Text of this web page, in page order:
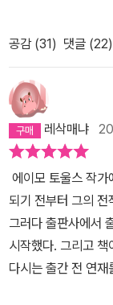
^ 이 책은 처음부터
의 반전이라 불리울
이가 등장하고,피튀
런 잔인한 장면 없이
이 내용과 조화를 이
다.'카사블랑카'가
의 회담 장면이야 자
고,식사 예절 따위
지는 본모습이 아닐
발소에서 자리 예약
거울을 쳐다보며 이
신의 모습을 들여다
살아가는 데에 아
면 그만 물러나야 할
흩어져 버린다. 신
다 나는 내가 이방인
제활동을 담당하는
대의 낡아빠진 잔재
세상이 열리길 반복
수하자는 쪽으로 마
하자는 생각과 함께.
는 사실을 자꾸만
서 살아갈 수밖에 없
당시 이상하게도
해도 정말 이상한 일
지를 굳힌<우아한
성들의 도움으로 승
그래도 1930년대
을 섬세하면서도 세
소설임에도 불구하
에 마음을 빼앗겼
장 수훈자이자 경마
산드르 일리치 로스
직후인 1922년, 그
음이라도 나가면 총
구시대의 유물인
공감 (31) 댓글 (22)
레삭매냐
에이모 토울스 작
되기 전부터 그의
그러다 출판사에서
시작했다. 그리고
다시는 출간 전 연재